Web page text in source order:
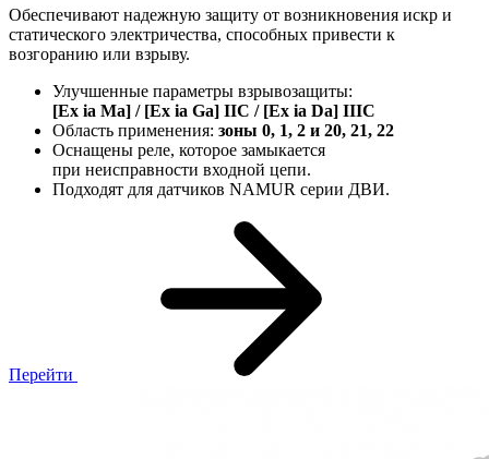
Обеспечивают надежную защиту от возникновения искр и
статического электричества, способных привести к
возгоранию или взрыву.
Улучшенные параметры взрывозащиты:
[Ex ia Ma] / [Ex ia Ga] IIC / [Ex ia Da] IIIC
Область применения: зоны 0, 1, 2 и 20, 21, 22
Оснащены реле, которое замыкается
при неисправности входной цепи.
Подходят для датчиков NAMUR серии ДВИ.
Перейти